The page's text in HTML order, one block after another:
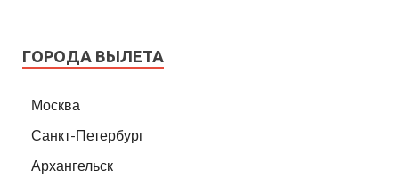
ГОРОДА ВЫЛЕТА
Москва
Санкт-Петербург
Архангельск